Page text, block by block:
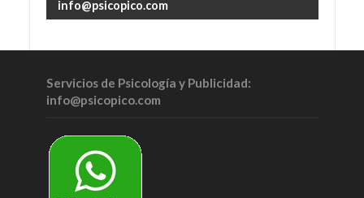
info@psicopico.com
Servicios de Psicología y Publicidad:
info@psicopico.com